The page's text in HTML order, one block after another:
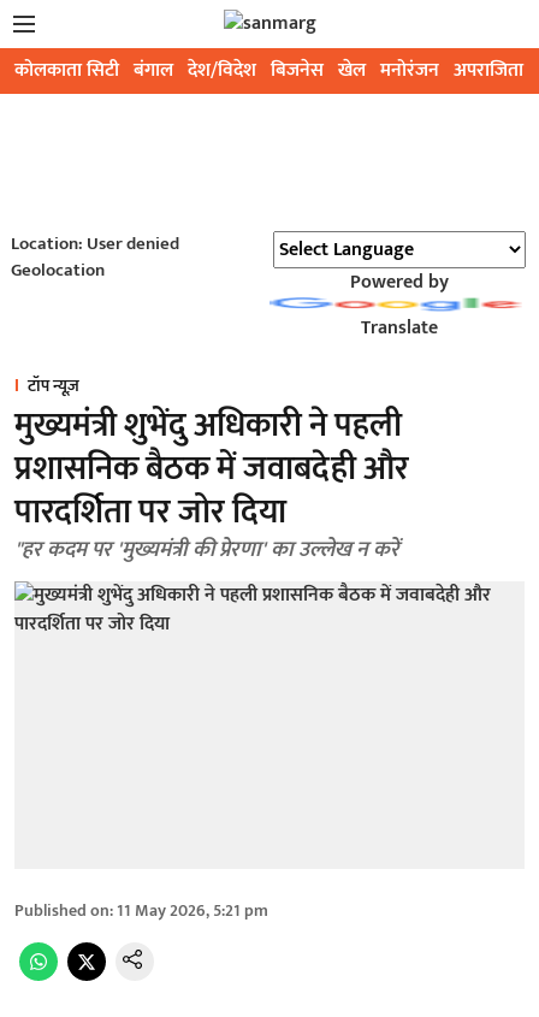
कोलकाता सिटी बंगाल देश/विदेश बिजनेस खेल मनोरंजन अपराजिता
Location: User denied
Geolocation
Powered by
Translate
टॉप न्यूज़
मुख्यमंत्री शुभेंदु अधिकारी ने पहली
प्रशासनिक बैठक में जवाबदेही और
पारदर्शिता पर जोर दिया
"हर कदम पर 'मुख्यमंत्री की प्रेरणा' का उल्लेख न करें
Published on:11 May 2026, 5:21 pm